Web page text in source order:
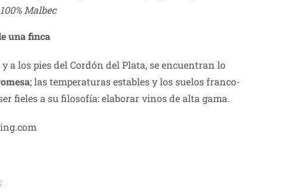
Malbec
una finca
a los pies del Cordón del Plata, se encuentran lo
; las temperaturas estables y los suelos franco-
fieles a su filosofía: elaborar vinos de alta gama.